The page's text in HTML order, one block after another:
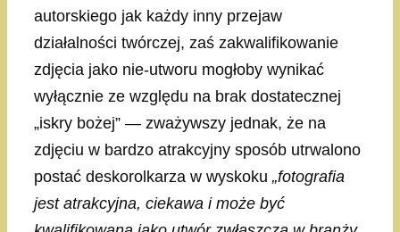
autorskiego jak każdy inny przejaw
działalności twórczej, zaś zakwalifikowanie
zdjęcia jako nie-utworu mogłoby wynikać
wyłącznie ze względu na brak dostatecznej
„iskry bożej” — zważywszy jednak, że na
zdjęciu w bardzo atrakcyjny sposób utrwalono
postać deskorolkarza w wyskoku „fotografia
jest atrakcyjna, ciekawa i może być